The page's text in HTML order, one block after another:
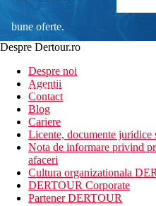
bune oferte.
newsletter!
Despre Dertour.ro
Despre noi
Agentii
Contact
Blog
Cariere
Licente, documente juridice
Nota de informare privind
afaceri
Cultura organizationala
DERTOUR Corporate
Partener DERTOUR